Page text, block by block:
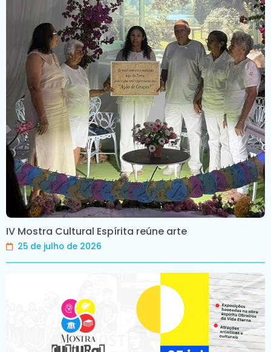
IV Mostra Cultural Espírita reúne arte
25 de julho de 2026